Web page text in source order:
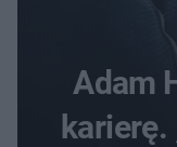
Adam
karierę.